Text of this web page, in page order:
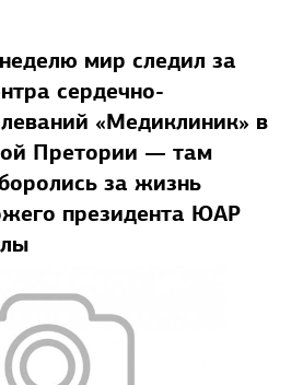
мир следил за
сердечно-
«Медиклиник» в
Претории — там
за жизнь
президента ЮАР